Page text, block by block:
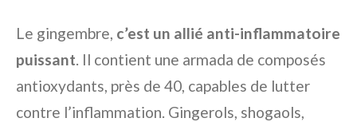
Le gingembre, c’est un allié anti-inflammatoire
puissant. Il contient une armada de composés
antioxydants, près de 40, capables de lutter
contre l’inflammation. Gingerols, shogaols,